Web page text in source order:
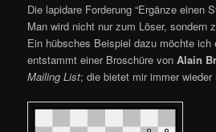
Die lapidare Forderung “Ergänze einen
Man wird nicht nur zum Löser, sondern
Ein hübsches Beispiel dazu möchte ich
entstammt einer Broschüre vonAlain
Mailing List; die bietet mir immer